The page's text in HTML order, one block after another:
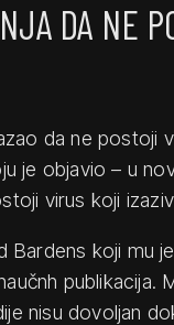
DA NE
da ne postoji
je objavio – u
virus koji
Bardens koji mu
publikacija.
nisu dovoljan